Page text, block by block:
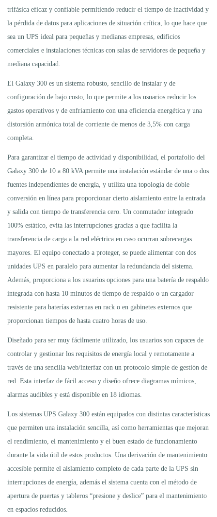
trifásica eficaz y confiable permitiendo reducir el tiempo de inactividad y
la pérdida de datos para aplicaciones de situación crítica, lo que hace que
sea un UPS ideal para pequeñas y medianas empresas, edificios
comerciales e instalaciones técnicas con salas de servidores de pequeña y
mediana capacidad.
El Galaxy 300 es un sistema robusto, sencillo de instalar y de
configuración de bajo costo, lo que permite a los usuarios reducir los
gastos operativos y de enfriamiento con una eficiencia energética y una
distorsión armónica total de corriente de menos de 3,5% con carga
completa.
Para garantizar el tiempo de actividad y disponibilidad, el portafolio del
Galaxy 300 de 10 a 80 kVA permite una instalación estándar de una o dos
fuentes independientes de energía, y utiliza una topología de doble
conversión en línea para proporcionar cierto aislamiento entre la entrada
y salida con tiempo de transferencia cero. Un conmutador integrado
100% estático, evita las interrupciones gracias a que facilita la
transferencia de carga a la red eléctrica en caso ocurran sobrecargas
mayores. El equipo conectado a proteger, se puede alimentar con dos
unidades UPS en paralelo para aumentar la redundancia del sistema.
Además, proporciona a los usuarios opciones para una batería de respaldo
integrada con hasta 10 minutos de tiempo de respaldo o un cargador
resistente para baterías externas en rack o en gabinetes externos que
proporcionan tiempos de hasta cuatro horas de uso.
Diseñado para ser muy fácilmente utilizado, los usuarios son capaces de
controlar y gestionar los requisitos de energía local y remotamente a
través de una sencilla web/interfaz con un protocolo simple de gestión de
red. Esta interfaz de fácil acceso y diseño ofrece diagramas mímicos,
alarmas audibles y está disponible en 18 idiomas.
Los sistemas UPS Galaxy 300 están equipados con distintas características
que permiten una instalación sencilla, así como herramientas que mejoran
el rendimiento, el mantenimiento y el buen estado de funcionamiento
durante la vida útil de estos productos. Una derivación de mantenimiento
accesible permite el aislamiento completo de cada parte de la UPS sin
interrupciones de energía, además el sistema cuenta con el método de
apertura de puertas y tableros “presione y deslice” para el mantenimiento
en espacios reducidos.